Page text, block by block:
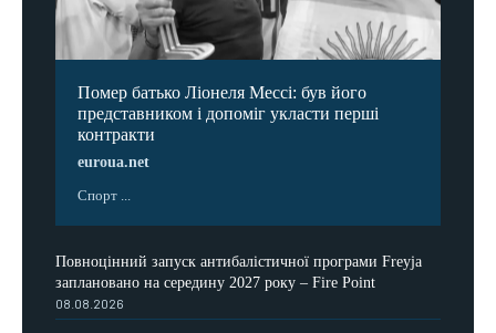
Помер батько Ліонеля Мессі: був його
представником і допоміг укласти перші
контракти
euroua.net
Спорт ...
Повноцінний запуск антибалістичної програми Freyja
заплановано на середину 2027 року – Fire Point
08.08.2026